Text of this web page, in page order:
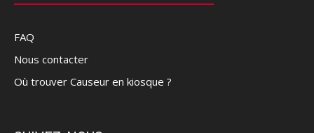
FAQ
Nous contacter
Où trouver Causeur en kiosque ?